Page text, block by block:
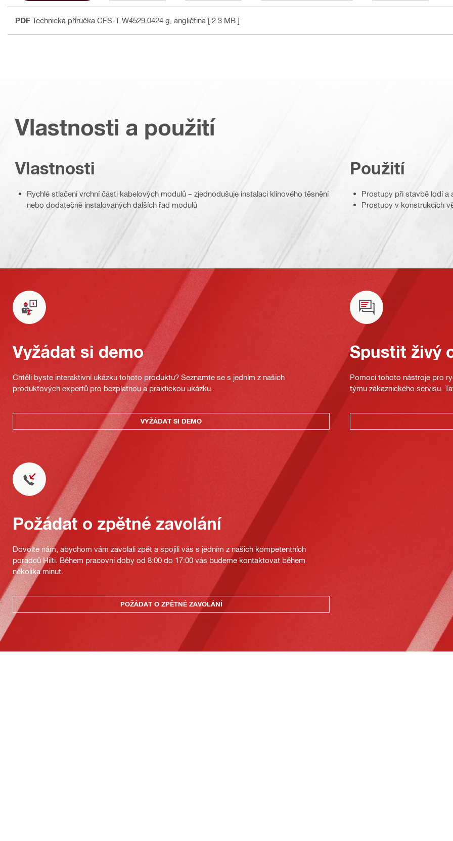
PDF Technická příručka CFS-T W4529 0424 g , angličtina [ 2.3 MB ]
Vlastnosti a použití
Vlastnosti
Rychlé stlačení vrchní části kabelových modulů – zjednodušuje instalaci klínového těsnění
nebo dodatečně instalovaných dalších řad modulů
Použití
Prostupy při stavbě lodí a
Prostupy v konstrukcích
Vyžádat si demo
Chtěli byste interaktivní ukázku tohoto produktu? Seznamte se s jedním z našich
produktových expertů pro bezplatnou a praktickou ukázku.
VYŽÁDAT SI DEMO
Spustit živý
Pomocí tohoto nástroje pro
týmu zákaznického servisu.
Požádat o zpětné zavolání
Dovolte nám, abychom vám zavolali zpět a spojili vás s jedním z našich kompetentních
poradců Hilti. Během pracovní doby od 8:00 do 17:00 vás budeme kontaktovat během
několika minut.
POŽÁDAT O ZPĚTNÉ ZAVOLÁNÍ